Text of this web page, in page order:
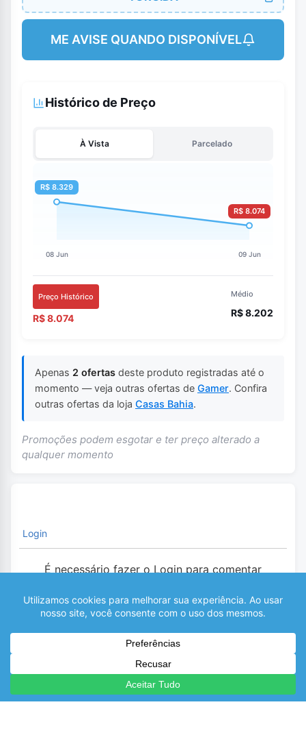
ME AVISE QUANDO DISPONÍVEL
Histórico de Preço
À Vista Parcelado
Preço Histórico
R$ 8.074
Médio
R$ 8.202
Apenas 2 ofertas deste produto registradas até o
momento — veja outras ofertas de Gamer. Confira
outras ofertas da loja Casas Bahia.
Promoções podem esgotar e ter preço alterado a
qualquer momento
Login
É necessário fazer o Login para comentar
0 COMENTÁRIOS